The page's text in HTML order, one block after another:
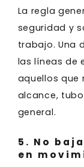
La regla
seguridad y
trabajo. Una
las líneas de
aquellos que
alcance,
general.
5. No
en